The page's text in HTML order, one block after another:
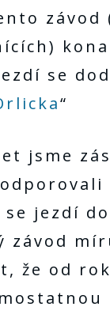
závod
se
“
jsme
se jezdí
závod
že od